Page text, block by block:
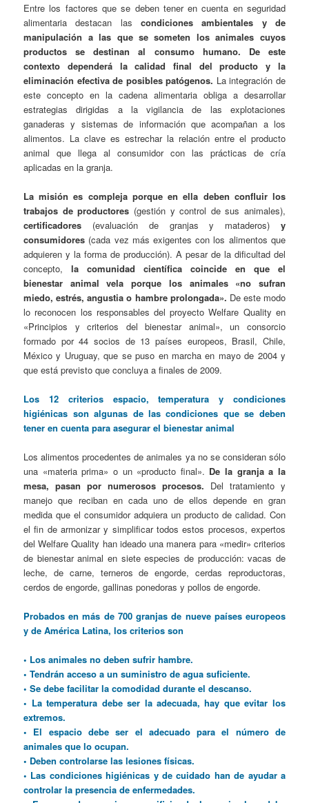
Entre los factores que se deben tener en cuenta en seguridad
alimentaria destacan las condiciones ambientales y de
manipulación a las que se someten los animales cuyos
productos se destinan al consumo humano. De este
contexto dependerá la calidad final del producto y la
eliminación efectiva de posibles patógenos. La integración de
este concepto en la cadena alimentaria obliga a desarrollar
estrategias dirigidas a la vigilancia de las explotaciones
ganaderas y sistemas de información que acompañan a los
alimentos. La clave es estrechar la relación entre el producto
animal que llega al consumidor con las prácticas de cría
aplicadas en la granja.
La misión es compleja porque en ella deben confluir los
trabajos de productores (gestión y control de sus animales),
certificadores (evaluación de granjas y mataderos) y
consumidores (cada vez más exigentes con los alimentos que
adquieren y la forma de producción). A pesar de la dificultad del
concepto,la comunidad científica coincide en que el
bienestar animal vela porque los animales «no sufran
miedo, estrés, angustia o hambre prolongada». De este modo
lo reconocen los responsables del proyecto Welfare Quality en
«Principios y criterios del bienestar animal», un consorcio
formado por 44 socios de 13 países europeos, Brasil, Chile,
México y Uruguay, que se puso en marcha en mayo de 2004 y
que está previsto que concluya a finales de 2009.
Los 12 criterios espacio, temperatura y condiciones
higiénicas son algunas de las condiciones que se deben
tener en cuenta para asegurar el bienestar animal
Los alimentos procedentes de animales ya no se consideran sólo
una «materia prima» o un «producto final». De la granja a la
mesa, pasan por numerosos procesos. Del tratamiento y
manejo que reciban en cada uno de ellos depende en gran
medida que el consumidor adquiera un producto de calidad. Con
el fin de armonizar y simplificar todos estos procesos, expertos
del Welfare Quality han ideado una manera para «medir» criterios
de bienestar animal en siete especies de producción: vacas de
leche, de carne, terneros de engorde, cerdas reproductoras,
cerdos de engorde, gallinas ponedoras y pollos de engorde.
Probados en más de 700 granjas de nueve países europeos
y de América Latina, los criterios son
• Los animales no deben sufrir hambre.
• Tendrán acceso a un suministro de agua suficiente.
• Se debe facilitar la comodidad durante el descanso.
• La temperatura debe ser la adecuada, hay que evitar los
extremos.
• El espacio debe ser el adecuado para el número de
animales que lo ocupan.
• Deben controlarse las lesiones físicas.
• Las condiciones higiénicas y de cuidado han de ayudar a
controlar la presencia de enfermedades.